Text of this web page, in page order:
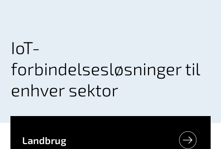
IoT-
forbindelsesløsninger til
enhver sektor
Landbrug